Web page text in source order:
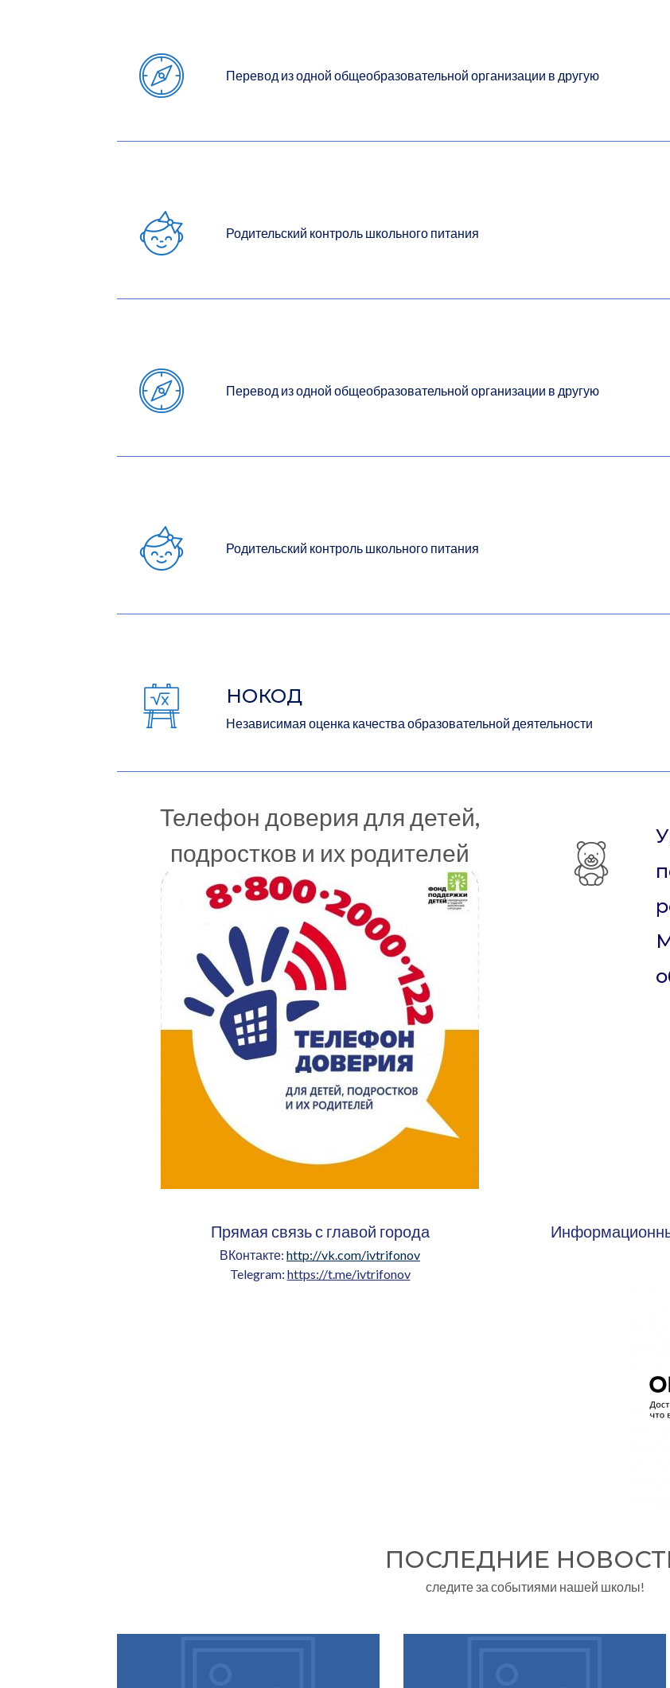
Перевод из одной общеобразовательной организации в другую
Родительский контроль школьного питания
Перевод из одной общеобразовательной организации в другую
Родительский контроль школьного питания
НОКОД
Независимая оценка качества образовательной деятельности
Телефон доверия для детей,
подростков и их родителей
Прямая связь с главой города
ВКонтакте: http://vk.com/ivtrifonov
Telegram: https://t.me/ivtrifonov
ПОСЛЕДНИЕ
следите за событиями нашей школы!